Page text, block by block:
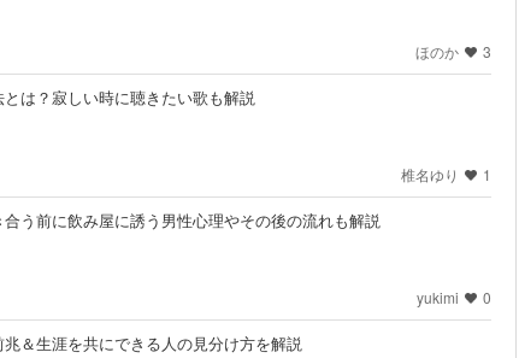
ほのか 3
は？寂しい時に聴きたい歌も解説
椎名ゆり 1
う前に飲み屋に誘う男性心理やその後の流れも解説
yukimi 0
＆生涯を共にできる人の見分け方を解説